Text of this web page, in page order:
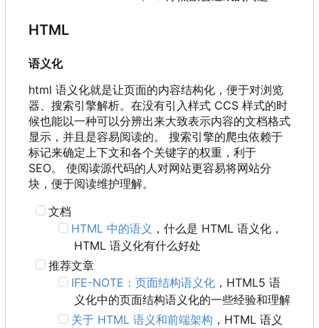
HTML
语义化
html 语义化就是让页面的内容结构化，便于对浏览
器、搜索引擎解析。在没有引入样式 CCS 样式的时
候也能以一种可以分辨出来大致表示内容的文档格式
显示，并且是容易阅读的。 搜索引擎的爬虫依赖于
标记来确定上下文和各个关键字的权重，利于
SEO。 使阅读源代码的人对网站更容易将网站分
块，便于阅读维护理解。
文档
HTML 中的语义 ，什么是 HTML 语义化 ，
HTML 语义化有什么好处
推荐文章
IFE-NOTE ：页面结构语义化 ， HTML5 语
义化中的页面结构语义化的一些经验和理解
关于 HTML 语义和前端架构 ， HTML 语义